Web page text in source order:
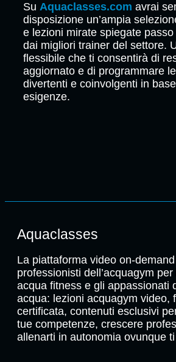
Su Aquaclasses.com avrai
disposizione un’ampia
e lezioni mirate spiegate
dai migliori trainer del settore.
flessibile che ti consentirà di
aggiornato e di programmare
divertenti e coinvolgenti in
esigenze.
Aquaclasses
La piattaforma video on-
professionisti dell’acquagym
acqua fitness e gli appassionati
acqua: lezioni acquagym video,
certificata, contenuti esclusivi
tue competenze, crescere
allenarti in autonomia ovunque